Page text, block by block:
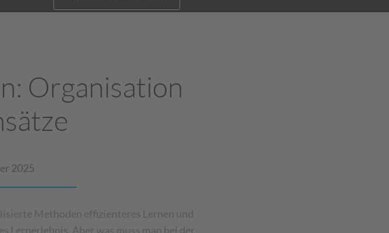
Organisation
2025
Methoden effizienteres Lernen und
Lernerlebnis. Aber was muss man bei der